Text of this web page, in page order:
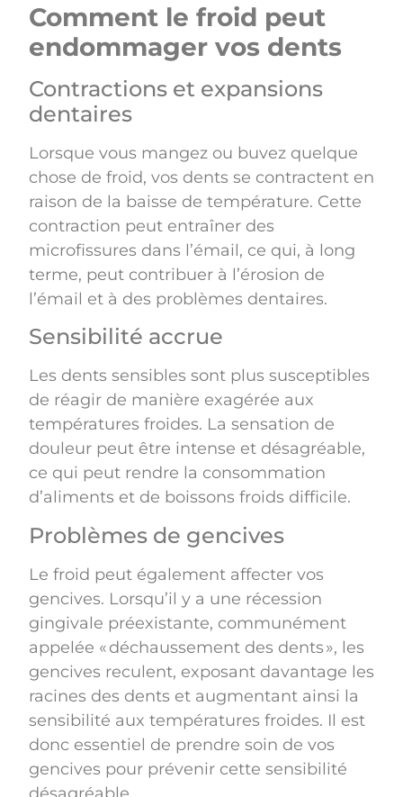
Comment le froid peut
endommager vos dents
Contractions et expansions
dentaires
Lorsque vous mangez ou buvez quelque
chose de froid, vos dents se contractent en
raison de la baisse de température. Cette
contraction peut entraîner des
microfissures dans l’émail, ce qui, à long
terme, peut contribuer à l’érosion de
l’émail et à des problèmes dentaires.
Sensibilité accrue
Les dents sensibles sont plus susceptibles
de réagir de manière exagérée aux
températures froides. La sensation de
douleur peut être intense et désagréable,
ce qui peut rendre la consommation
d’aliments et de boissons froids difficile.
Problèmes de gencives
Le froid peut également affecter vos
gencives. Lorsqu’il y a une récession
gingivale préexistante, communément
appelée « déchaussement des dents », les
gencives reculent, exposant davantage les
racines des dents et augmentant ainsi la
sensibilité aux températures froides. Il est
donc essentiel de prendre soin de vos
gencives pour prévenir cette sensibilité